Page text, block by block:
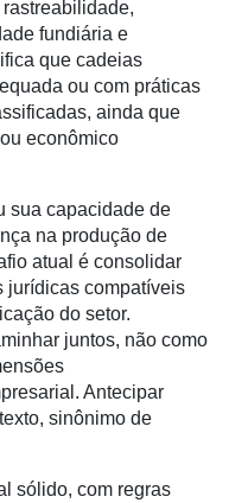
fundiária e
que cadeias
ou com práticas
ainda que
econômico
sua capacidade de
na produção de
atual é consolidar
jurídicas compatíveis
do setor.
juntos, não como
Antecipar
sinônimo de
sólido, com regras